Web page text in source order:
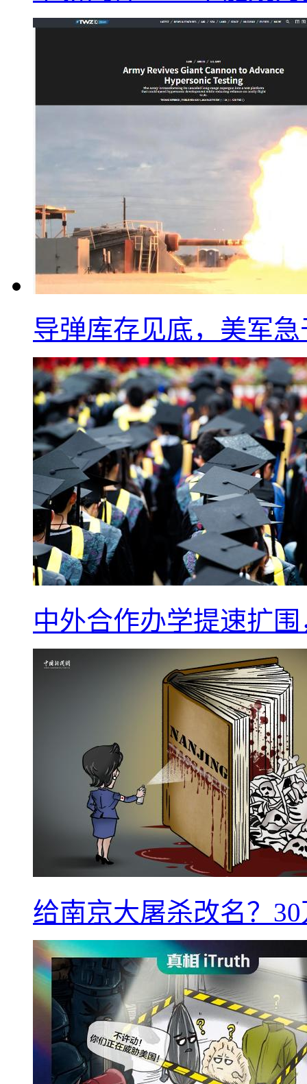
导弹库存见底，美军
中外合作办学提速扩
给南京大屠杀改名？